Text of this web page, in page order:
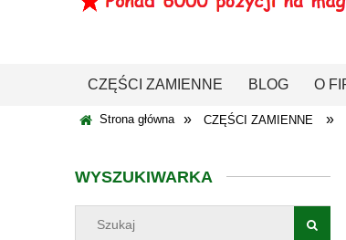
CZĘŚCI ZAMIENNE BLOG O
Strona główna » CZĘŚCI ZAMIENNE »
WYSZUKIWARKA